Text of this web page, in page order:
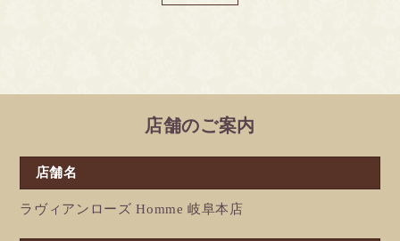
店舗のご案内
店舗名
ラヴィアンローズ Homme 岐阜本店